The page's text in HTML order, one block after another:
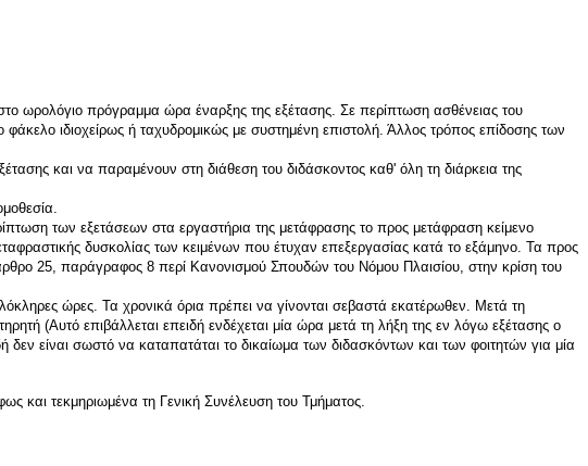
ωρολόγιο πρόγραμμα ώρα έναρξης της εξέτασης. Σε περίπτωση ασθένειας του
ιδιοχείρως ή ταχυδρομικώς με συστημένη επιστολή. Άλλος τρόπος επίδοσης των
και να παραμένουν στη διάθεση του διδάσκοντος καθ' όλη τη διάρκεια της
των εξετάσεων στα εργαστήρια της μετάφρασης το προς μετάφραση κείμενο
δυσκολίας των κειμένων που έτυχαν επεξεργασίας κατά το εξάμηνο. Τα προς
25, παράγραφος 8 περί Κανονισμού Σπουδών του Νόμου Πλαισίου, στην κρίση του
ώρες. Τα χρονικά όρια πρέπει να γίνονται σεβαστά εκατέρωθεν. Μετά τη
(Αυτό επιβάλλεται επειδή ενδέχεται μία ώρα μετά τη λήξη της εν λόγω εξέτασης ο
δεν είναι σωστό να καταπατάται το δικαίωμα των διδασκόντων και των φοιτητών για μία
και τεκμηριωμένα τη Γενική Συνέλευση του Τμήματος.